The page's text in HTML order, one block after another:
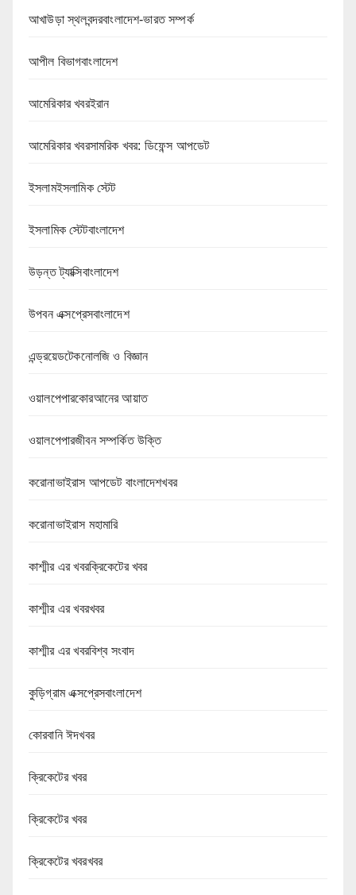
আখাউড়া স্থলবন্দরবাংলাদেশ-ভারত সম্পর্ক
আপীল বিভাগবাংলাদেশ
আমেরিকার খবরইরান
আমেরিকার খবরসামরিক খবর: ডিফেন্স আপডেট
ইসলামইসলামিক স্টেট
ইসলামিক স্টেটবাংলাদেশ
উড়ন্ত ট্যাক্সিবাংলাদেশ
উপবন এক্সপ্রেসবাংলাদেশ
এন্ড্রয়েডটেকনোলজি ও বিজ্ঞান
ওয়ালপেপারকোরআনের আয়াত
ওয়ালপেপারজীবন সম্পর্কিত উক্তি
করোনাভাইরাস আপডেট বাংলাদেশখবর
করোনাভাইরাস মহামারি
কাশ্মীর এর খবরক্রিকেটের খবর
কাশ্মীর এর খবরখবর
কাশ্মীর এর খবরবিশ্ব সংবাদ
কুড়িগ্রাম এক্সপ্রেসবাংলাদেশ
কোরবানি ঈদখবর
ক্রিকেটের খবর
ক্রিকেটের খবর
ক্রিকেটের খবরখবর